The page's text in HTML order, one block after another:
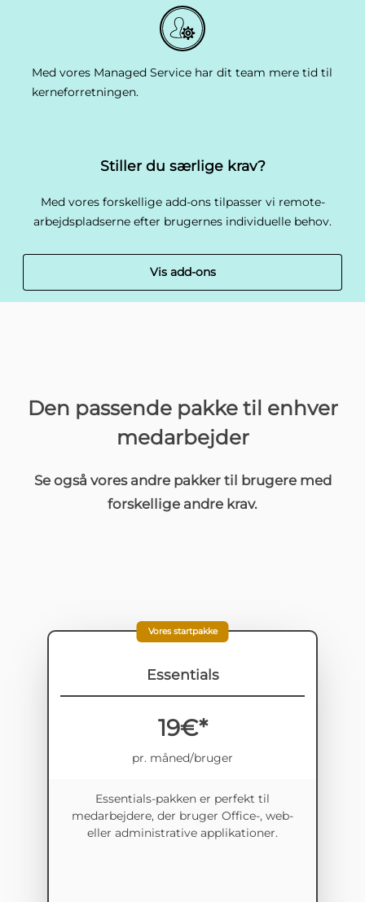
Med vores Managed Service har dit team mere tid til
kerneforretningen.
Stiller du særlige krav?
Med vores forskellige add-ons tilpasser vi remote-
arbejdspladserne efter brugernes individuelle behov.
Vis add-ons
Den passende pakke til enhver
medarbejder
Se også vores andre pakker til brugere med
forskellige andre krav.
Vores startpakke
Essentials
19€*
pr. måned/bruger
Essentials-pakken er perfekt til
medarbejdere, der bruger Office-, web-
eller administrative applikationer.